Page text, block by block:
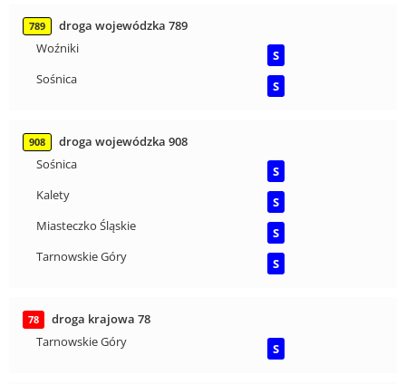
789
droga wojewódzka 789
Woźniki
S
Sośnica
S
908
droga wojewódzka 908
Sośnica
S
Kalety
S
Miasteczko Śląskie
S
Tarnowskie Góry
S
78
droga krajowa 78
Tarnowskie Góry
S